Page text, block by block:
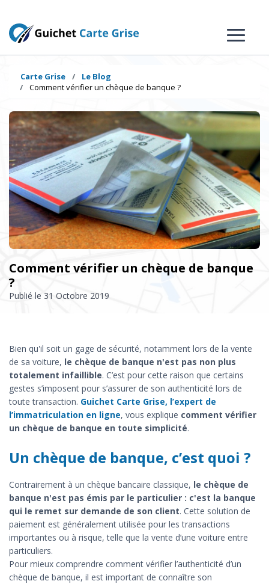
Carte Grise
Le Blog
Comment vérifier un chèque de banque ?
Comment vérifier un chèque de banque
?
Publié le 31 Octobre 2019
Bien qu'il soit un gage de sécurité, notamment lors de la vente
de sa voiture, le chèque de banque n'est pas non plus
totalement infaillible. C’est pour cette raison que certains
gestes s’imposent pour s’assurer de son authenticité lors de
toute transaction. Guichet Carte Grise, l’expert de
l’immatriculation en ligne, vous explique comment vérifier
un chèque de banque en toute simplicité.
Un chèque de banque, c’est quoi ?
Contrairement à un chèque bancaire classique, le chèque de
banque n'est pas émis par le particulier : c'est la banque
qui le remet sur demande de son client. Cette solution de
paiement est généralement utilisée pour les transactions
importantes ou à risque, telle que la vente d’une voiture entre
particuliers.
Pour mieux comprendre comment vérifier l’authenticité d’un
chèque de banque, il est important de connaître son